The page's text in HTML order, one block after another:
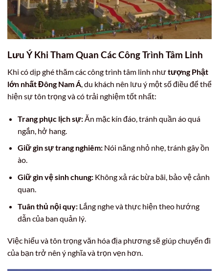
Lưu Ý Khi Tham Quan Các Công Trình Tâm Linh
Khi có dịp ghé thăm các công trình tâm linh nhưtượng Phật
lớn nhất Đông Nam Á, du khách nên lưu ý một số điều để thể
hiện sự tôn trọng và có trải nghiệm tốt nhất:
Trang phục lịch sự:Ăn mặc kín đáo, tránh quần áo quá
ngắn, hở hang.
Giữ gìn sự trang nghiêm:Nói năng nhỏ nhẹ, tránh gây ồn
ào.
Giữ gìn vệ sinh chung:Không xả rác bừa bãi, bảo vệ cảnh
quan.
Tuân thủ nội quy:Lắng nghe và thực hiện theo hướng
dẫn của ban quản lý.
Việc hiểu và tôn trọng văn hóa địa phương sẽ giúp chuyến đi
của bạn trở nên ý nghĩa và trọn vẹn hơn.